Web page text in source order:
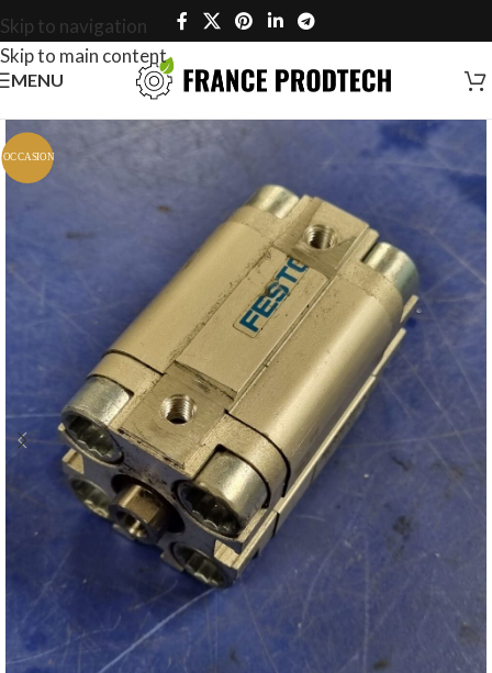
Skip to navigation
Skip to main content
MENU